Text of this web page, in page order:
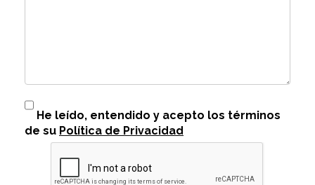
He leído, entendido y acepto los términos
de su Política de Privacidad